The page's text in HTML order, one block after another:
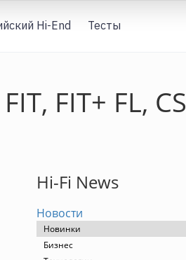
Hi-End Тесты
FIT+ FL, CS
Hi-Fi News
Новости
Новинки
Бизнес